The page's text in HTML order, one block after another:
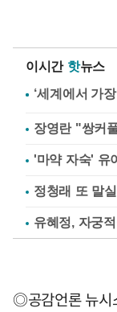
이시간 핫뉴스
장영란 "쌍커
'마약 자숙' 유
정청래 또 말
유혜정, 자궁
◎공감언론 뉴시